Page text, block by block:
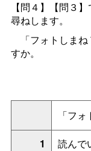
【問４】【問３
尋ねします。
「フォトしまね
すか。
「フ
1
読んで